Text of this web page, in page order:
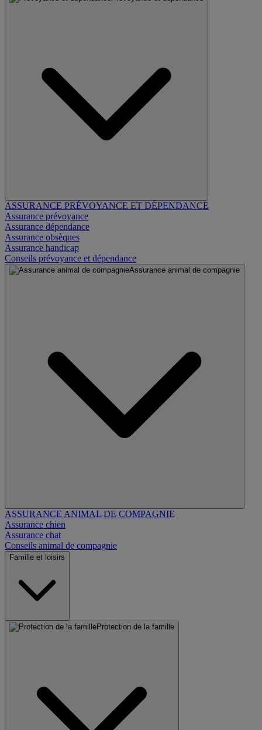
ASSURANCE PRÉVOYANCE ET DÉPENDANCE
Assurance prévoyance
Assurance dépendance
Assurance obsèques
Assurance handicap
Conseils prévoyance et dépendance
Assurance animal de compagnie
ASSURANCE ANIMAL DE COMPAGNIE
Assurance chien
Assurance chat
Conseils animal de compagnie
Famille et loisirs
Protection de la famille